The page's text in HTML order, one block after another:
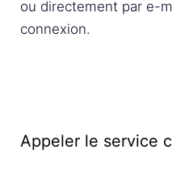
ou directement par e-
connexion.
Appeler le service